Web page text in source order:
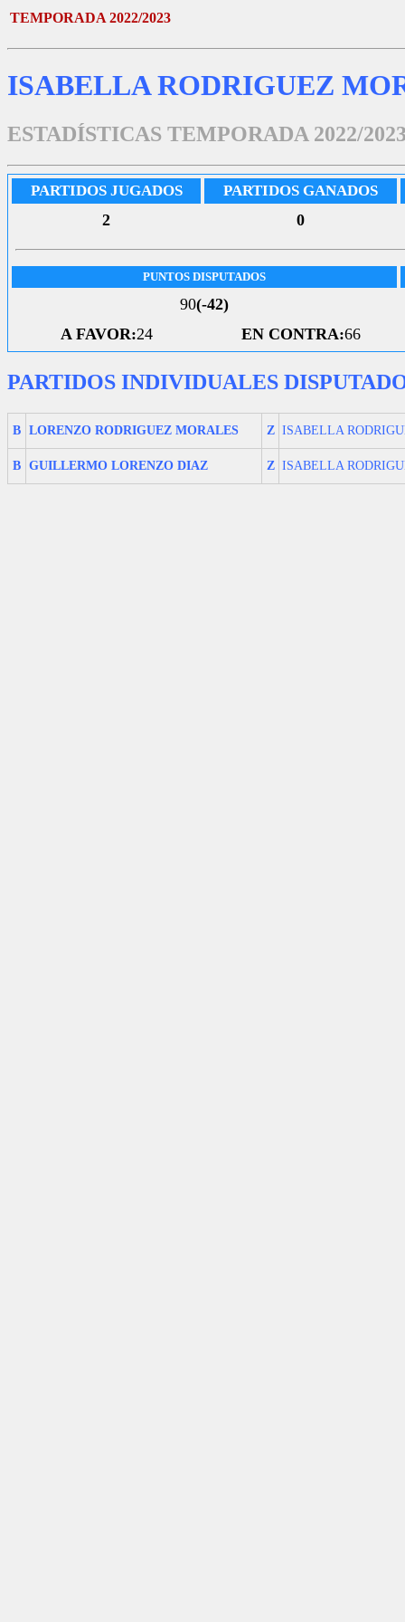
TEMPORADA 2022/2023
ISABELLA RODRIGUEZ
ESTADÍSTICAS TEMPORADA 2022/
PARTIDOS JUGADOS PARTIDOS GANADOS
2 0
PUNTOS DISPUTADOS
90(-42)
A FAVOR:24 EN CONTRA:66
PARTIDOS INDIVIDUALES
B LORENZO RODRIGUEZ MORALES Z ISABELLA
B GUILLERMO LORENZO DIAZ Z ISABELLA